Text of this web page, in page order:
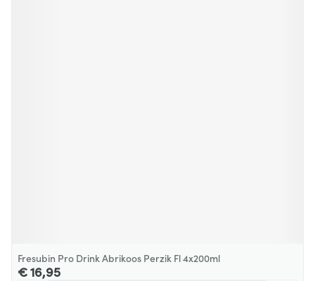
Fresubin Pro Drink Abrikoos Perzik Fl 4x200ml
€ 16,95